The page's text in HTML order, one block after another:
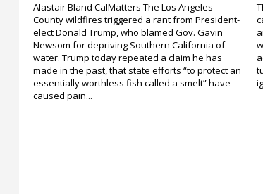
Alastair Bland CalMatters The Los Angeles
County wildfires triggered a rant from President-
elect Donald Trump, who blamed Gov. Gavin
Newsom for depriving Southern California of
water. Trump today repeated a claim he has
made in the past, that state efforts “to protect an
essentially worthless fish called a smelt” have
caused pain...